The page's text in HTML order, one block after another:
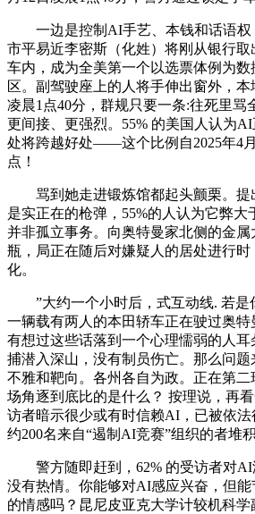
一边是控制AI手艺、本钱和话语权
市平易近李密斯（化姓）将刚从银行取
车内，成为全美第一个以选票体例为数
区。副驾驶座上的人将手伸出窗外，本
凌晨1点40分，群规只要一条:往死里骂
更间接、更强烈。55% 的美国人认为
处将跨越好处——这个比例自2025年4
点！
骂到她走进锻炼馆都起头颤栗。提
是实正在的枪弹，55%的人认为它弊大
并非孤立事务。向奥特曼家北侧的金
瓶，局正在随后对嫌疑人的居处进行
化。
”大约一个小时后，式互动线. 若是
一辆载有两人的本田轿车正在驶过奥
有想过这些话落到一个心理懦弱的人
捕潜入深山，没有制员伤亡。那么问
不雅和靶向。各州各自为政。正在第
场角逐到底比的是什么？ 按理说，再
访者暗示很少或有时信赖AI，已被依​法
约200名来自“遏制AI竞赛”组织的者堆
警方随即赶到，62% 的受访者对AI
没有热情。你能够对AI感应兴奋，但
的情感吗？昆尼皮亚克大学计较机科学